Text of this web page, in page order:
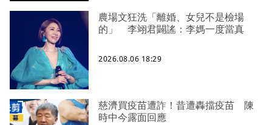
農場文狂洗「離婚、女兒不是檢場
的」 李翊君闢謠：李媽一度當真
2026.08.06 18:29
慈濟買疫苗遭詐！昔遭轟擋疫苗 陳
時中今露面回應